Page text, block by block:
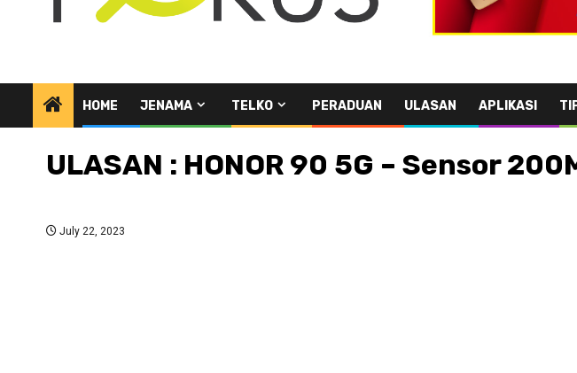
HOME JENAMA TELKO PERADUAN ULASAN APLIKASI
ULASAN : HONOR 90 5G – Sensor
July 22, 2023